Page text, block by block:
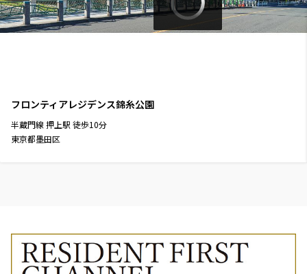
フロンティアレジデンス錦糸公園
半蔵門線 押上駅 徒歩10分
東京都墨田区